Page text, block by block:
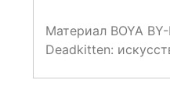
Материал BOYA BY-
Deadkitten: